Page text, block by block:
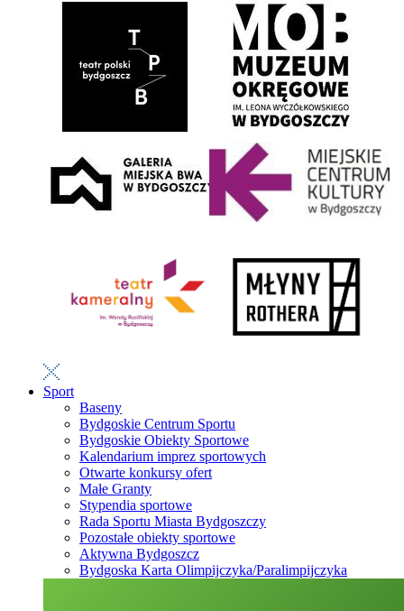
Sport
Baseny
Bydgoskie Centrum Sportu
Bydgoskie Obiekty Sportowe
Kalendarium imprez sportowych
Otwarte konkursy ofert
Małe Granty
Stypendia sportowe
Rada Sportu Miasta Bydgoszczy
Pozostałe obiekty sportowe
Aktywna Bydgoszcz
Bydgoska Karta Olimpijczyka/Paralimpijczyka